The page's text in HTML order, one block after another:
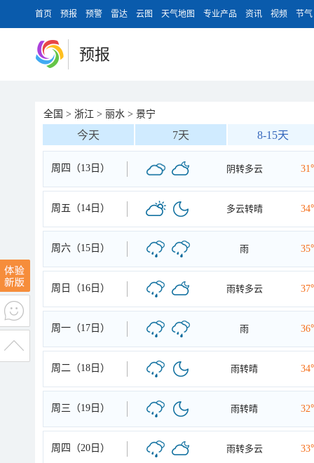
首页 预报 预警 雷达 云图 天气地图 专业产品 资讯 视频 节气
预报
全国 > 浙江 > 丽水 > 景宁
今天 7天 8-15天
周四（13日） 阴转多云
周五（14日） 多云转晴
周六（15日） 雨
周日（16日） 雨转多云
周一（17日） 雨
周二（18日） 雨转晴
周三（19日） 雨转晴
周四（20日） 雨转多云